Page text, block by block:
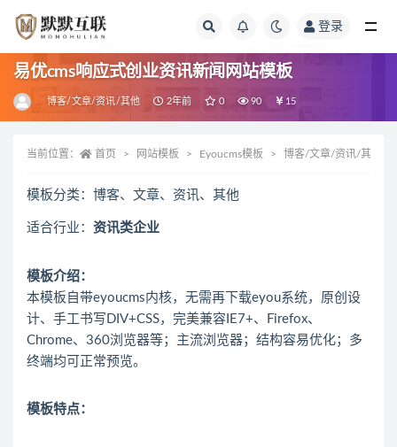
登录
易优cms响应式创业资讯新闻网站模板
博客/文章/资讯/其他 2年前 0 90 15
当前位置： 首页 网站模板 Eyoucms模板 博客/文章/资讯/其他
模板分类：博客、文章、资讯、其他
适合行业： 资讯类企业
模板介绍：
本模板自带eyoucms内核，无需再下载eyou系统，原创设
计、手工书写DIV+CSS，完美兼容IE7+、Firefox、
Chrome、360浏览器等；主流浏览器；结构容易优化；多
终端均可正常预览。
模板特点：